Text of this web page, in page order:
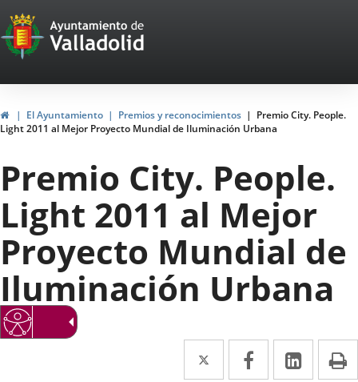
Portal
Web
del
Ayuntamiento
de
Valladolid
InicioEl Ayuntamiento Premios y reconocimientos
Premio City. People.
Light 2011 al Mejor Proyecto Mundial de Iluminación Urbana
Premio City. People.
Light 2011 al Mejor
Proyecto Mundial de
Iluminación Urbana
Twitter
Enlace Facebook
EnlaceEnlace